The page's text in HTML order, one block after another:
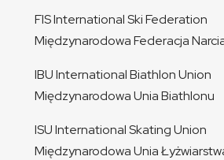
FIS International Ski Federation
Międzynarodowa Federacja
IBU International Biathlon Union
Międzynarodowa Unia Biathlonu
ISU International Skating Union
Międzynarodowa Unia